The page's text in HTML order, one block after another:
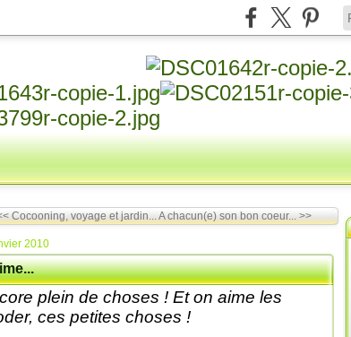
Cocooning, voyage et jardin...A chacun(e) son bon coeur... >>
2010
plein de choses ! Et on aime les
ces petites choses !